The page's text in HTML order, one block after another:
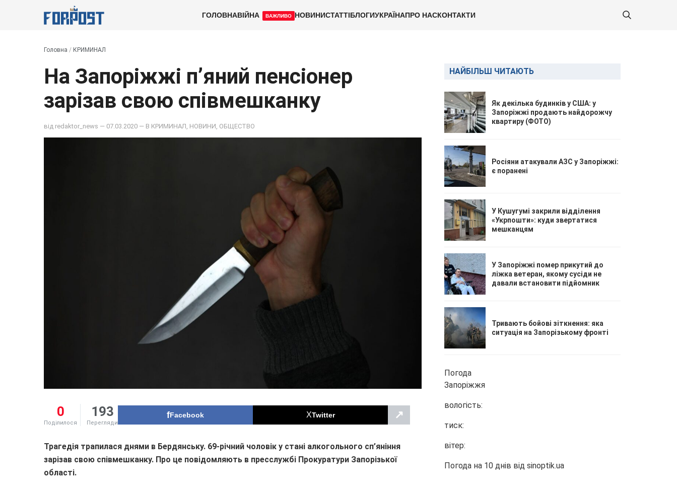
ГОЛОВНАВІЙНА ВАЖЛИВО НОВИНИСТАТТІБЛОГИУКРАЇНАПРО НАСКОНТАКТИ
Головна / КРИМИНАЛ
На Запоріжжі п’яний пенсіонер
зарізав свою співмешканку
від redaktor_news — 07.03.2020 — В КРИМИНАЛ НОВИНИ ОБЩЕСТВО
0
Поділилося
193
Перегляди
Facebook Twitter ↗
Трагедія трапилася днями в Бердянську. 69-річний чоловік у стані алкогольного сп’яніння
зарізав свою співмешканку. Про це повідомляють в пресслужбі Прокуратури Запорізької
області.
НАЙБІЛЬШ ЧИТАЮТЬ
Як декілька будинків у США: у
Запоріжжі продають найдорожчу
квартиру (ФОТО)
Росіяни атакували АЗС у Запоріжжі:
є поранені
У Кушугумі закрили відділення
«Укрпошти»: куди звертатися
мешканцям
У Запоріжжі помер прикутий до
ліжка ветеран, якому сусіди не
давали встановити підйомник
Тривають бойові зіткнення: яка
ситуація на Запорізькому фронті
Погода
Запоріжжя
вологість:
тиск:
вітер:
Погода на 10 днів від sinoptik.ua